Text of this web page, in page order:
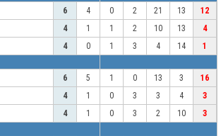
6 4 0 2 21 13
12
4 1 1 2 10 13
4
4 0 1 3 4 14
1
6 5 1 0 13 3
16
4 1 0 3 3 4
3
4 1 0 3 2 10
3